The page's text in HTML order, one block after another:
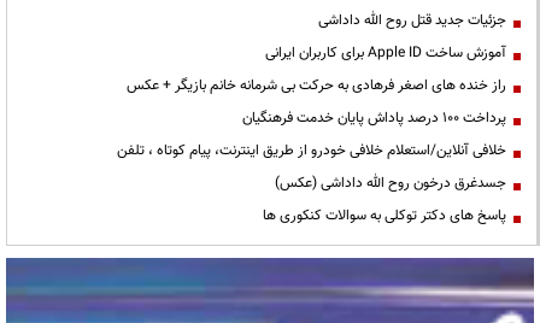
جزئیات جدید قتل روح الله داداشی
آموزش ساخت Apple ID برای کاربران ایرانی
راز خنده های اصغر فرهادی به حرکت بی شرمانه خانم بازیگر + عکس
پرداخت ۱۰۰ درصد پاداش پایان خدمت فرهنگیان
خلافی آنلاین/استعلام خلافی خودرو از طریق اینترنت، پیام کوتاه ، تلفن
جسدغرق درخون روح الله داداشی (عکس)
پاسخ های دکتر توکلی به سوالات کنکوری ها